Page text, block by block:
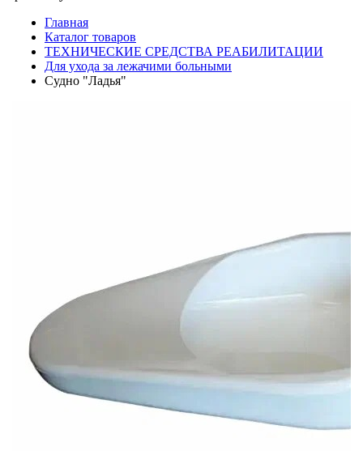
Главная
Каталог товаров
ТЕХНИЧЕСКИЕ СРЕДСТВА РЕАБИЛИТАЦИИ
Для ухода за лежачими больными
Судно "Ладья"